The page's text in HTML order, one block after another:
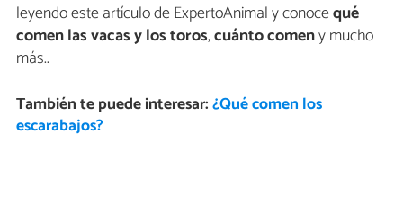
leyendo este artículo de ExpertoAnimal y conocequé
comen las vacas y los toros,cuánto comeny mucho
más..
También te puede interesar:¿Qué comen los
escarabajos?